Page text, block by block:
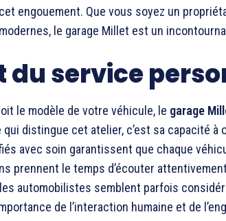
engouement. Que vous soyez un
le garage Millet est un
du service
le modèle de votre véhicule, le garage
qui distingue cet atelier, c’est sa capacité
avec soin garantissent que chaque
prennent le temps d’écouter
automobilistes semblent parfois
de l’interaction humaine et de